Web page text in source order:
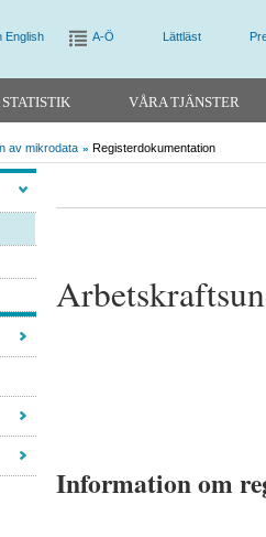
English A-Ö Lättläst
VÅRA TJÄNSTER
av mikrodata » Registerdokumentation
Information om